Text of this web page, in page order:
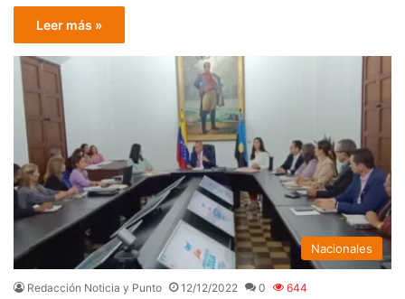
Leer más »
Nacionales
Redacción Noticia y Punto 12/12/2022 0 644